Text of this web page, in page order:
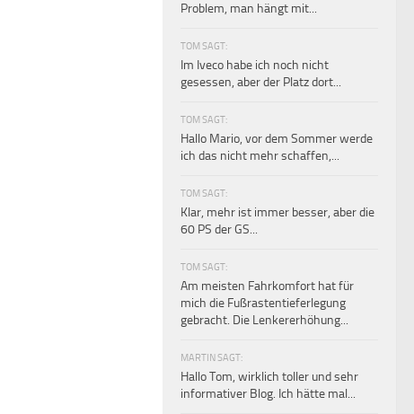
Problem, man hängt mit...
TOM SAGT:
Im Iveco habe ich noch nicht
gesessen, aber der Platz dort...
TOM SAGT:
Hallo Mario, vor dem Sommer werde
ich das nicht mehr schaffen,...
TOM SAGT:
Klar, mehr ist immer besser, aber die
60 PS der GS...
TOM SAGT:
Am meisten Fahrkomfort hat für
mich die Fußrastentieferlegung
gebracht. Die Lenkererhöhung...
MARTIN SAGT:
Hallo Tom, wirklich toller und sehr
informativer Blog. Ich hätte mal...